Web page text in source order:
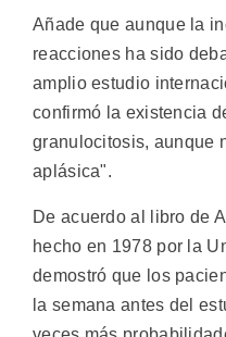
Añade que aunque la
reacciones ha sido
amplio estudio
confirmó la existencia
granulocitosis, aunque
aplásica".
De acuerdo al libro de
hecho en 1978 por la
demostró que los
la semana antes del